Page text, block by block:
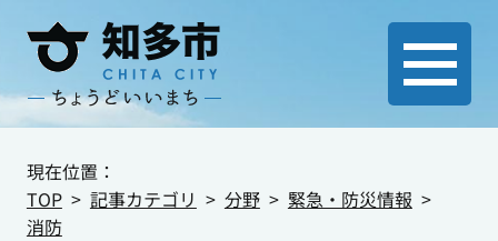
現在位置：
TOP
記事カテゴリ 分野
緊急・防災情報
消防